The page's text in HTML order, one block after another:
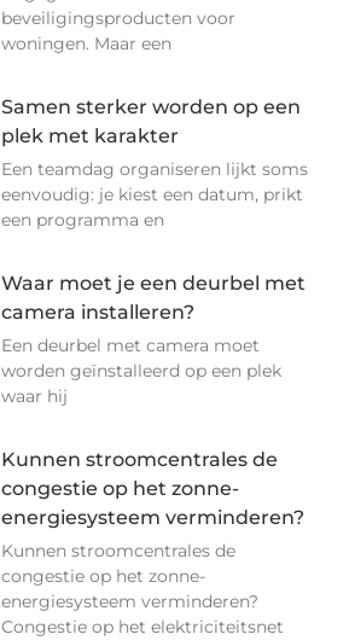
beveiligingsproducten voor
woningen. Maar een
Samen sterker worden op een
plek met karakter
Een teamdag organiseren lijkt soms
eenvoudig: je kiest een datum, prikt
een programma en
Waar moet je een deurbel met
camera installeren?
Een deurbel met camera moet
worden geïnstalleerd op een plek
waar hij
Kunnen stroomcentrales de
congestie op het zonne-
energiesysteem verminderen?
Kunnen stroomcentrales de
congestie op het zonne-
energiesysteem verminderen?
Congestie op het elektriciteitsnet